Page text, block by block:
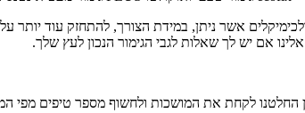
החלטנו לקחת את המושכות ולחשוף מספר טיפים מפי